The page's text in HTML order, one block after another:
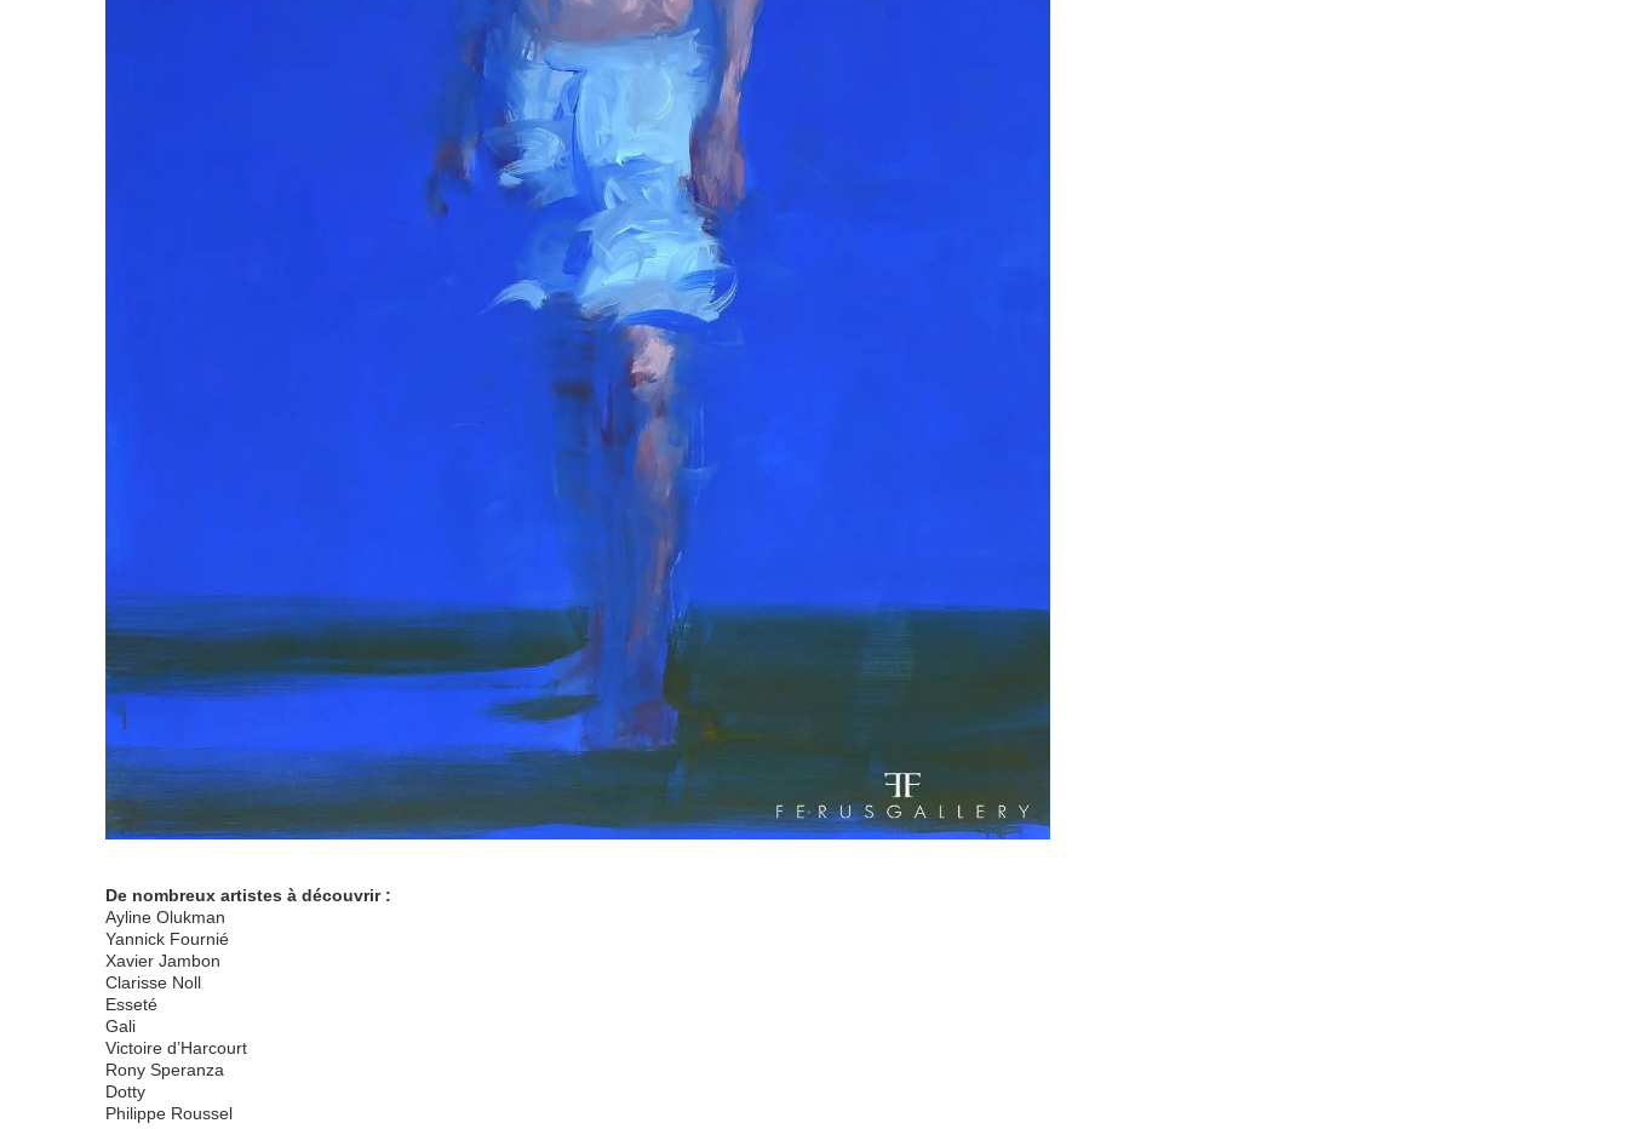
De nombreux artistes à découvrir :
Ayline Olukman
Yannick Fournié
Xavier Jambon
Clarisse Noll
Esseté
Gali
Victoire d’Harcourt
Rony Speranza
Dotty
Philippe Roussel